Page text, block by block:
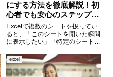
にする方法を徹底解説！初
心者でも安心のステップガ
イド
Excelで複数のシートを扱ってい
ると、「このシートを開いた瞬間
に表示したい」「特定のシートに
場面がよくあります。そんなとき
に便利なのが、VBA（Visual
Basic for Applications）を使
excel